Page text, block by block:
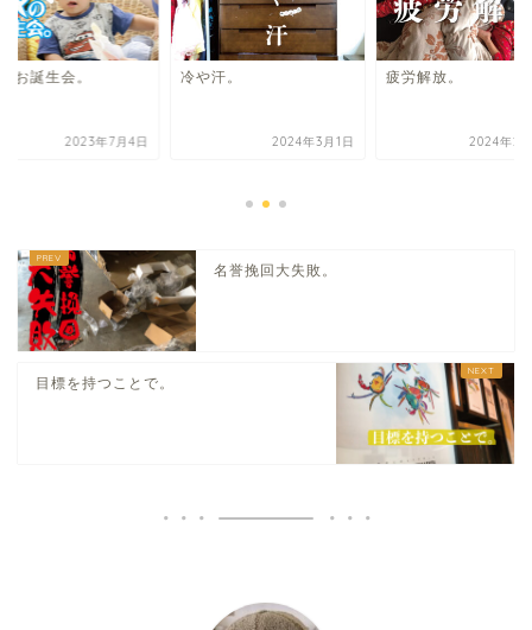
お誕生会。
2023年7月4日
冷や汗。
2024年3月1日
疲労解放。
2024年2
名誉挽回大失敗。
目標を持つことで。